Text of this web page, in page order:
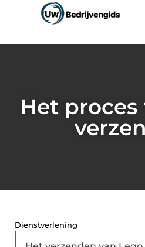
Het proces
Dienstverlening